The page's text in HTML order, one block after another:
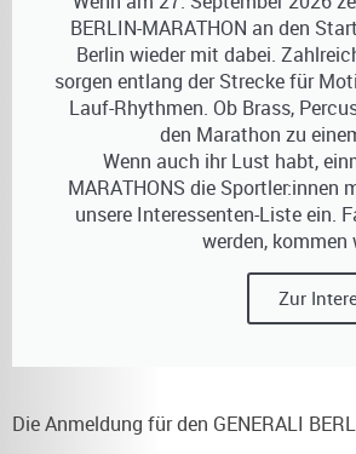
BERLIN-MARATHON an den
Berlin wieder mit dabei.
sorgen entlang der Strecke für
Lauf-Rhythmen. Ob Brass,
den Marathon zu
Wenn auch ihr Lust habt,
MARATHONS die
unsere Interessenten-Liste ein.
werden,
Zur
Die Anmeldung für den GENERALI